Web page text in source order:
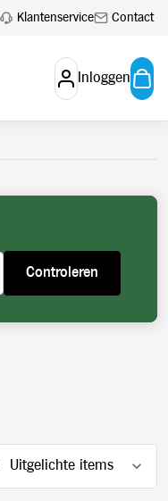
Klantenservice Contact
Inloggen
Controleren